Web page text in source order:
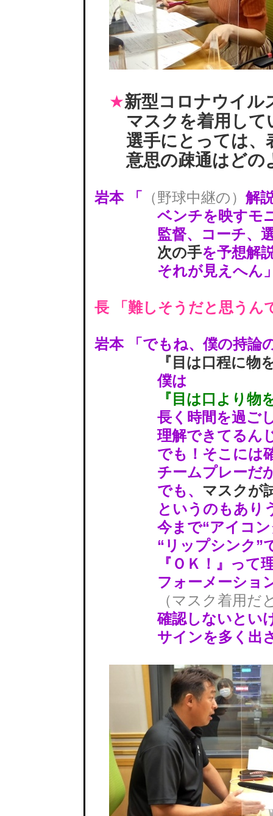
★新型コロナウイル
マスクを着用して
選手にとっては、
意思の疎通はどの
岩本 「 （野球中継の） 解
ベンチを映すモニ
監督、コーチ、選
次の手を予想解
それが見えへん
長 「難しそうだと思うん
岩本 「でもね、僕の持論
『目は口程に物
僕は
『目は口より物
長く時間を過ごし
理解できてるんじ
でも！そこには確
チームプレーだか
でも、 マスクが
というのもありう
今まで“アイコン
“リップシンク”で
『ＯＫ！』って理
フォーメーション
（マスク着用だ
確認しないといけ
サインを多く出さ